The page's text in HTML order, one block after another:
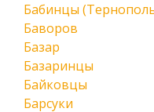
Бабинцы
Баворов
Базар
Базаринцы
Байковцы
Барсуки